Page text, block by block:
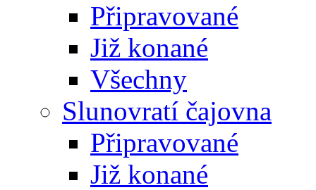
Připravované
Již konané
Všechny
Slunovratí čajovna
Připravované
Již konané